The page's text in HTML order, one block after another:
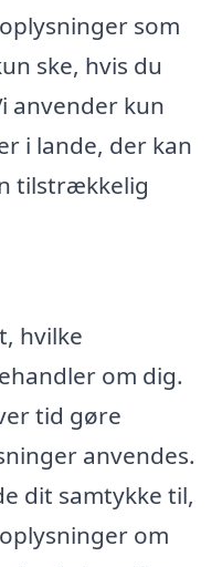
som
ske, hvis du
anvender kun
i lande, der kan
tilstrækkelig
hvilke
om dig.
tid gøre
anvendes.
dit samtykke til,
om